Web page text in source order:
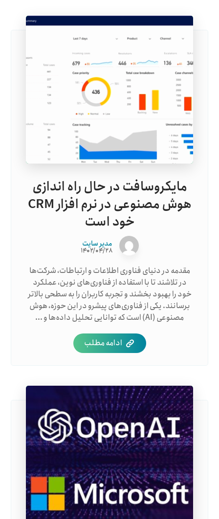
مایکروسافت در حال راه اندازی
هوش مصنوعی در نرم افزار CRM
خود است
مدیر سایت
۱۴۰۲/۰۴/۲۸
مقدمه در دنیای فناوری اطلاعات و ارتباطات، شرکت‌ها
در تلاشند تا با استفاده از فناوری‌های نوین، عملکرد
خود را بهبود بخشند و تجربه کاربران را به سطحی بالاتر
برسانند. یکی از فناوری‌های پیشرو در این حوزه، هوش
مصنوعی (AI) است که توانایی تحلیل داده‌ها و ...
ادامه مطلب